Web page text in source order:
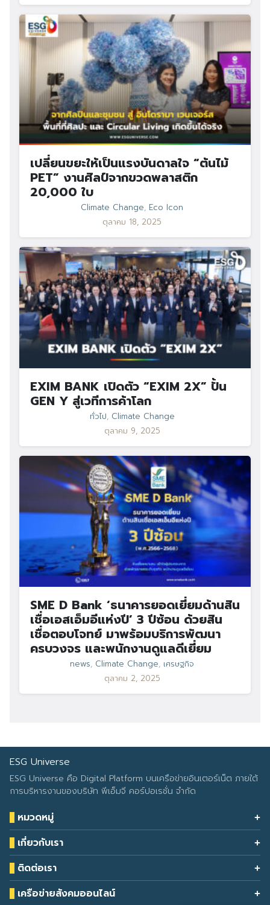
เปลี่ยนขยะให้เป็นแรงบันดาลใจ “ต้นไม้
PET” งานศิลป์จากขวดพลาสติก
20,000 ใบ
Climate Change, Eco Icon
ตุลาคม 18, 2025
EXIM BANK เปิดตัว “EXIM 2X” ปั้น
GEN Y สู่เวทีการค้าโลก
ทั่วไป, Climate Change
ตุลาคม 9, 2025
SME D Bank ‘ธนาคารยอดเยี่ยมด้านสิน
เชื่อเอสเอ็มอีแห่งปี’ 3 ปีซ้อน ด้วยสิน
เชื่อตอบโจทย์ มาพร้อมบริการพัฒนา
ครบวงจร และพนักงานดูแลดีเยี่ยม
news, Climate Change, เศรษฐกิจ
ตุลาคม 2, 2025
ESG Universe
ESG Universe คือ Digital Platform บนเครือข่ายอินเตอร์เน็ต ภายใต้
การบริหารงานของบริษัท พีเอ็มจี คอร์ปอเรชั่น จำกัด
หมวดหมู่
Health & Wellness
Eco Icon
ESG Data
Climate Change
ESG Report
เกี่ยวกับเรา
Our Services
About Us
Contact Us
ติดต่อเรา
โทรศัพท์: 090-549-2524
เครือข่ายสังคมออนไลน์